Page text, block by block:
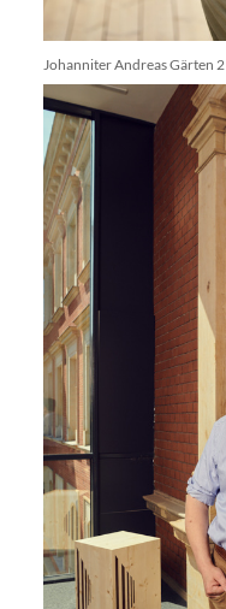
Johanniter Andreas Gärten 2